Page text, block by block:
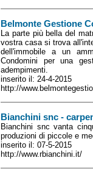
Belmonte Gestione
La parte più bella del
vostra casa si trova
dell'immobile a un
Condomini per una
adempimenti.
inserito il: 24-4-2015
http://
Bianchini snc -
Bianchini snc vanta
produzioni di piccole e
inserito il: 07-5-2015
http://www.rbianchini.it/